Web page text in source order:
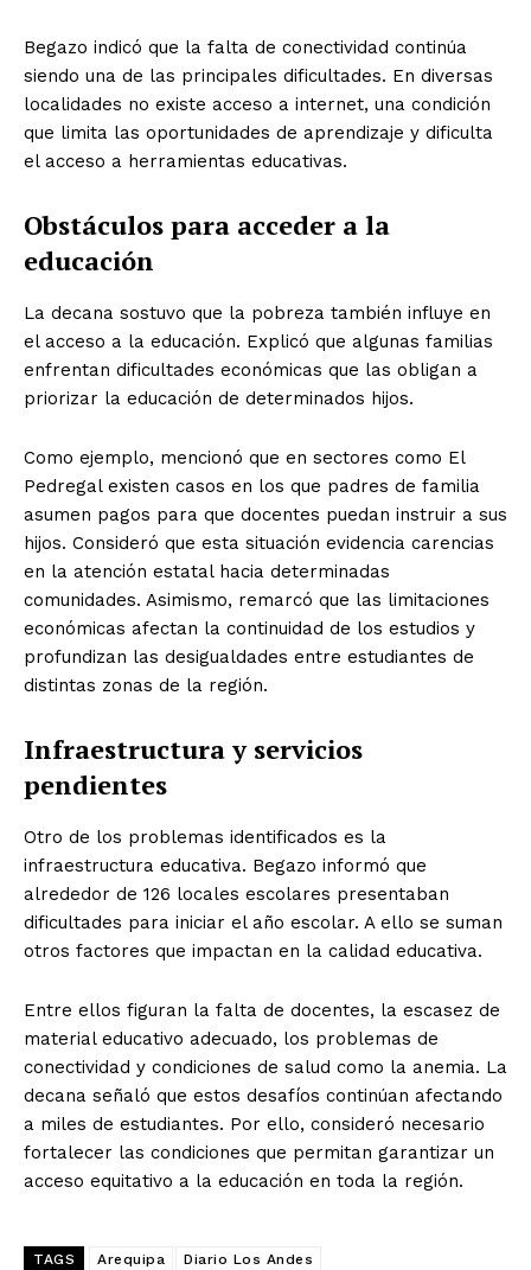
Begazo indicó que la falta de conectividad continúa
siendo una de las principales dificultades. En diversas
localidades no existe acceso a internet, una condición
que limita las oportunidades de aprendizaje y dificulta
el acceso a herramientas educativas.
Obstáculos para acceder a la
educación
La decana sostuvo que la pobreza también influye en
el acceso a la educación. Explicó que algunas familias
enfrentan dificultades económicas que las obligan a
priorizar la educación de determinados hijos.
Como ejemplo, mencionó que en sectores como El
Pedregal existen casos en los que padres de familia
asumen pagos para que docentes puedan instruir a sus
hijos. Consideró que esta situación evidencia carencias
en la atención estatal hacia determinadas
comunidades. Asimismo, remarcó que las limitaciones
económicas afectan la continuidad de los estudios y
profundizan las desigualdades entre estudiantes de
distintas zonas de la región.
Infraestructura y servicios
pendientes
Otro de los problemas identificados es la
infraestructura educativa. Begazo informó que
alrededor de 126 locales escolares presentaban
dificultades para iniciar el año escolar. A ello se suman
otros factores que impactan en la calidad educativa.
Entre ellos figuran la falta de docentes, la escasez de
material educativo adecuado, los problemas de
conectividad y condiciones de salud como la anemia. La
decana señaló que estos desafíos continúan afectando
a miles de estudiantes. Por ello, consideró necesario
fortalecer las condiciones que permitan garantizar un
acceso equitativo a la educación en toda la región.
TAGS Arequipa Diario Los Andes